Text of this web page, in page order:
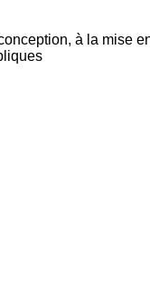
à la mise